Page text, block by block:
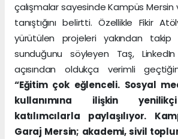
çalışmalar sayesinde Kampüs Mersin
tanıştığını belirtti. Özellikle Fikir
yürütülen projeleri yakından
sunduğunu söyleyen Taş,
açısından oldukça verimli
“Eğitim çok eğlenceli. Sosyal
kullanımına ilişkin
katılımcılarla paylaşılıyor.
Garaj Mersin; akademi, sivil